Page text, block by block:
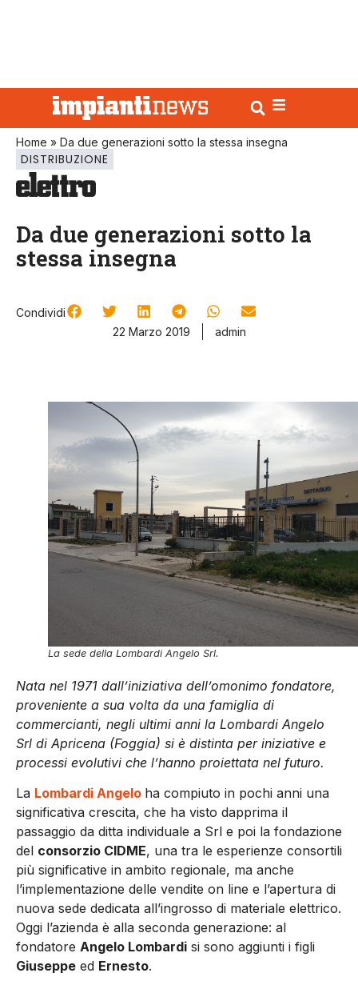
Home » Da due generazioni sotto la stessa insegna
DISTRIBUZIONE
Da due generazioni sotto la
stessa insegna
Condividi
22 Marzo 2019
admin
La sede della Lombardi Angelo Srl.
Nata nel 1971 dall’iniziativa dell’omonimo fondatore,
proveniente a sua volta da una famiglia di
commercianti, negli ultimi anni la Lombardi Angelo
Srl di Apricena (Foggia) si è distinta per iniziative e
processi evolutivi che l’hanno proiettata nel futuro.
La Lombardi Angelo ha compiuto in pochi anni una
significativa crescita, che ha visto dapprima il
passaggio da ditta individuale a Srl e poi la fondazione
del consorzio CIDME, una tra le esperienze consortili
più significative in ambito regionale, ma anche
l’implementazione delle vendite on line e l’apertura di
nuova sede dedicata all’ingrosso di materiale elettrico.
Oggi l’azienda è alla seconda generazione: al
fondatore Angelo Lombardi si sono aggiunti i figli
Giuseppe ed Ernesto.